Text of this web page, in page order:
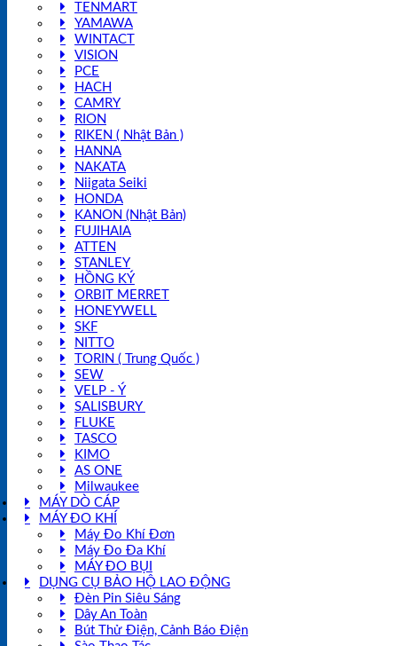
TENMART
YAMAWA
WINTACT
VISION
PCE
HACH
CAMRY
RION
RIKEN ( Nhật Bản )
HANNA
NAKATA
Niigata Seiki
HONDA
KANON (Nhật Bản)
FUJIHAIA
ATTEN
STANLEY
HỒNG KÝ
ORBIT MERRET
HONEYWELL
SKF
NITTO
TORIN ( Trung Quốc )
SEW
VELP - Ý
SALISBURY
FLUKE
TASCO
KIMO
AS ONE
Milwaukee
MÁY DÒ CÁP
MÁY ĐO KHÍ
Máy Đo Khí Đơn
Máy Đo Đa Khí
MÁY ĐO BỤI
DỤNG CỤ BẢO HỘ LAO ĐỘNG
Đèn Pin Siêu Sáng
Dây An Toàn
Bút Thử Điện, Cảnh Báo Điện